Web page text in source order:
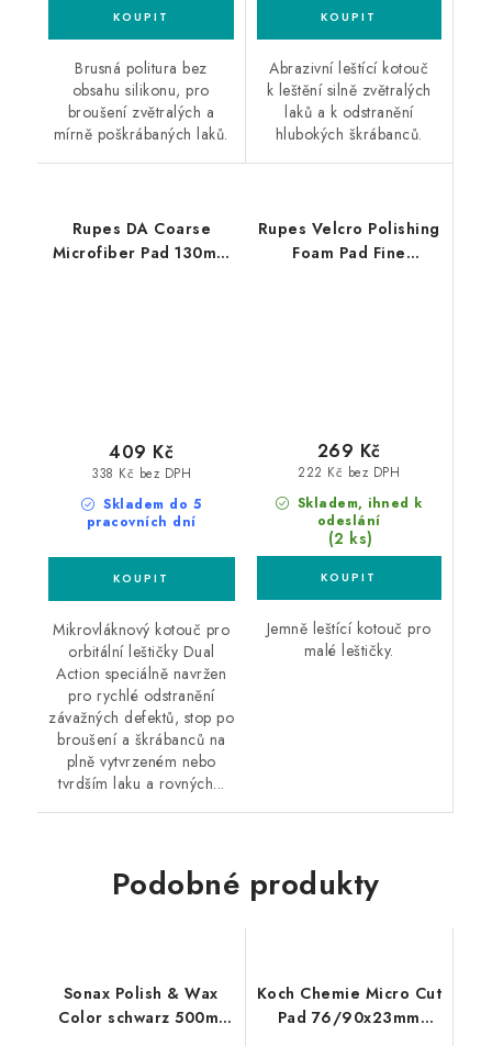
Brusná politura bez
obsahu silikonu, pro
broušení zvětralých a
mírně poškrábaných laků.
Abrazivní leštící kotouč
k leštění silně zvětralých
laků a k odstranění
hlubokých škrábanců.
Rupes DA Coarse
Microfiber Pad 130mm
Skladem do 5
pracovních dní
338 Kč bez DPH
409 Kč
Mikrovláknový kotouč pro
orbitální leštičky Dual
Action speciálně navržen
pro rychlé odstranění
závažných defektů, stop po
broušení a škrábanců na
plně vytvrzeném nebo
tvrdším laku a rovných...
Rupes Velcro Polishing
Foam Pad Fine
Skladem, ihned k
odeslání
(2 ks)
222 Kč bez DPH
269 Kč
Jemně leštící kotouč pro
malé leštičky.
Podobné produkty
Sonax Polish & Wax
Color schwarz 500ml
Koch Chemie Micro Cut
Pad 76/90x23mm